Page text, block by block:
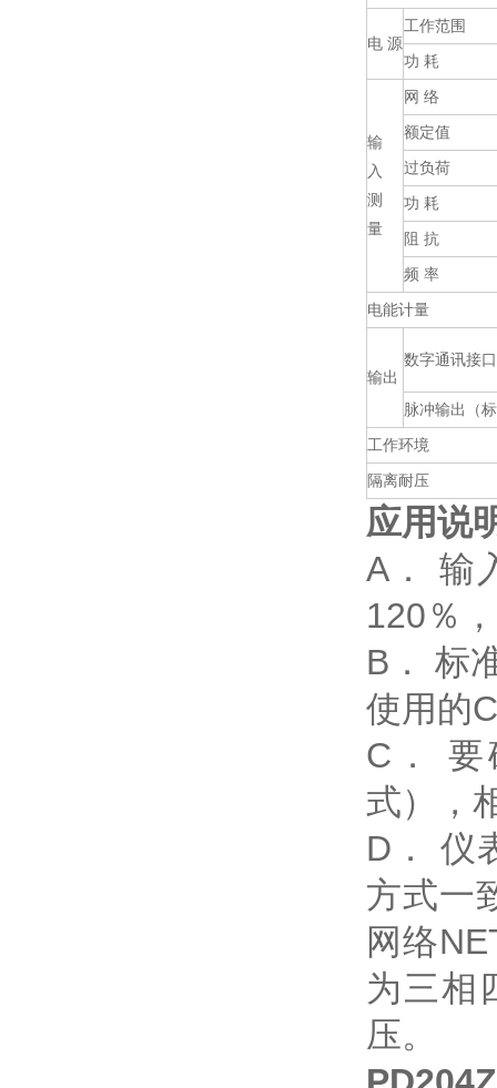
电 源
工作范围
功 耗
输
入
测
量
网 络
额定值
过负荷
功 耗
阻 抗
频 率
电能计量
输出
数字通讯接口
脉冲输出（
工作环境
隔离耐压
应用说
A． 输
120％
B． 标
使用的
C． 要
式），
D． 仪
方式一
网络
为三相
压。